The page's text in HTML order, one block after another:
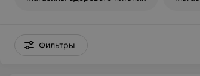
Фильтры